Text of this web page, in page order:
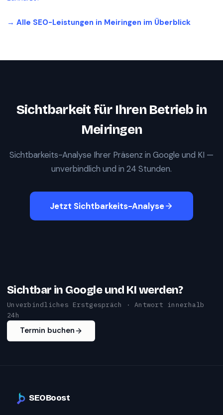
→ Alle SEO-Leistungen in Meiringen im Überblick
Sichtbarkeit für Ihren Betrieb in
Meiringen
Sichtbarkeits-Analyse Ihrer Präsenz in Google und KI —
unverbindlich und in 24 Stunden.
Jetzt Sichtbarkeits-Analyse
Sichtbar in Google und KI werden?
Unverbindliches Erstgespräch · Antwort innerhalb
24h
Termin buchen
SEOBoost